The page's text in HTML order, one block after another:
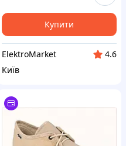
Купити
ElektroMarket
4.6
Київ